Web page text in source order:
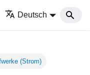
Deutsch
(Strom)